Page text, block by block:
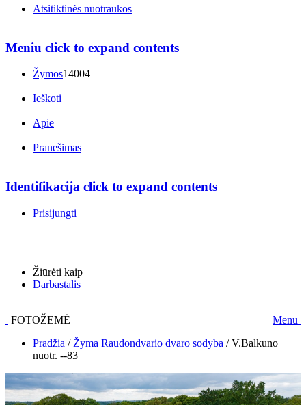
Atsitiktinės nuotraukos
Meniu click to expand contents
Žymos14004
Ieškoti
Apie
Pranešimas
Identifikacija click to expand contents
Prisijungti
Žiūrėti kaip
Darbastalis
FOTOŽEMĖ
Menu
Pradžia / Žyma Raudondvario dvaro sodyba /V.Balkuno
nuotr. --83